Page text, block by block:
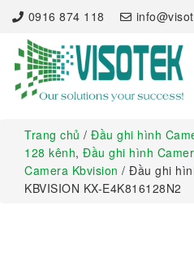
0916 874 118
Trang chủ / Đầu ghi hình
128 kênh, Đầu ghi hình
Camera Kbvision / Đầu ghi
KBVISION KX-E4K816128N2